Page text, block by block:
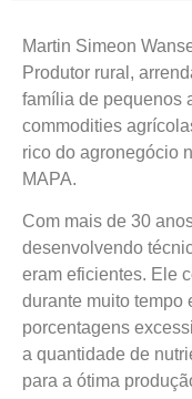
Martin Simeon
Produtor rural,
família de pequenos
commodities
rico do agronegócio
MAPA.
Com mais de 30
desenvolvendo
eram eficientes. Ele
durante muito tempo
porcentagens
a quantidade de
para a ótima